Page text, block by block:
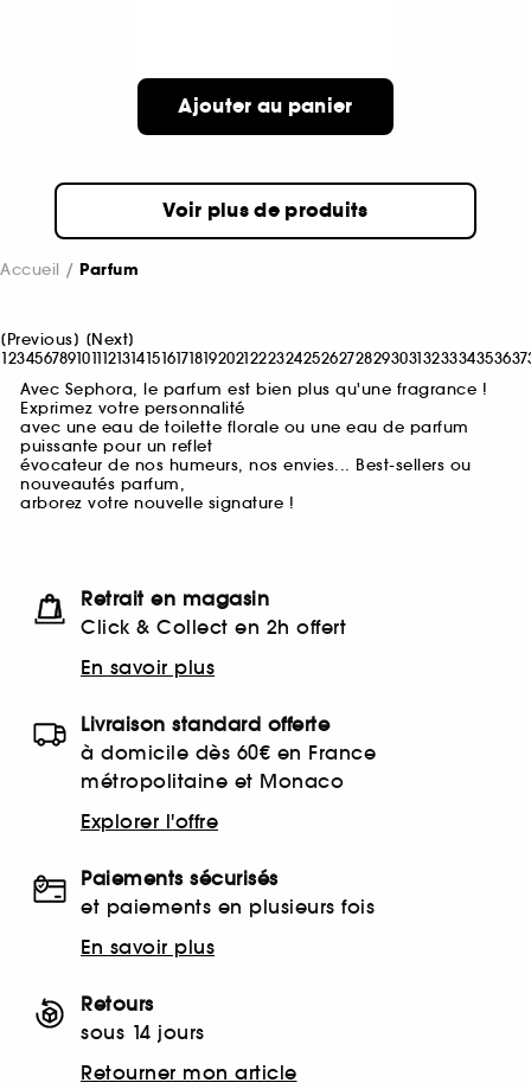
Ajouter au panier
Voir plus de produits
Accueil Parfum
[Previous] [Next]
12345678910111213141516171819202122232425262728293031323334353637
Avec Sephora, le parfum est bien plus qu'une fragrance !
Exprimez votre personnalité
avec une eau de toilette florale ou une eau de parfum
puissante pour un reflet
évocateur de nos humeurs, nos envies... Best-sellers ou
nouveautés parfum,
arborez votre nouvelle signature !
Retrait en magasin
Click & Collect en 2h offert
En savoir plus
Livraison standard offerte
à domicile dès 60€ en France
métropolitaine et Monaco
Explorer l'offre
Paiements sécurisés
et paiements en plusieurs fois
En savoir plus
Retours
sous 14 jours
Retourner mon article